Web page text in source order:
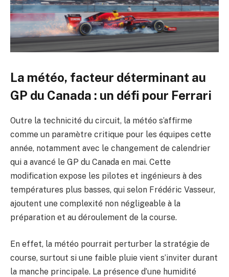
La météo, facteur déterminant au
GP du Canada : un défi pour Ferrari
Outre la technicité du circuit, la météo s’affirme
comme un paramètre critique pour les équipes cette
année, notamment avec le changement de calendrier
qui a avancé le GP du Canada en mai. Cette
modification expose les pilotes et ingénieurs à des
températures plus basses, qui selon Frédéric Vasseur,
ajoutent une complexité non négligeable à la
préparation et au déroulement de la course.
En effet, la météo pourrait perturber la stratégie de
course, surtout si une faible pluie vient s’inviter durant
la manche principale. La présence d’une humidité